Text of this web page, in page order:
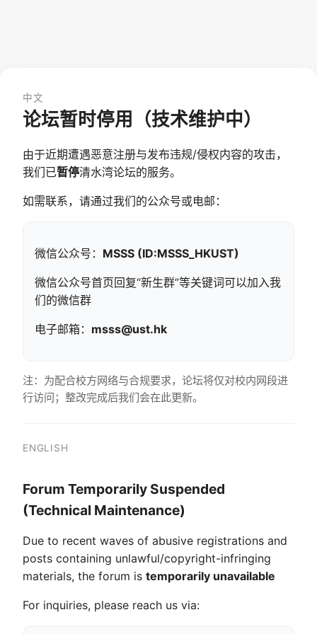
中文
论坛暂时停用（技术维护中）
由于近期遭遇恶意注册与发布违规/侵权内容的攻击，
我们已暂停清水湾论坛的服务。
如需联系，请通过我们的公众号或电邮：
微信公众号： MSSS (ID:MSSS_HKUST)
微信公众号首页回复“新生群”等关键词可以加入我
们的微信群
电子邮箱： msss@ust.hk
注：为配合校方网络与合规要求，论坛将仅对校内网段进
行访问；整改完成后我们会在此更新。
ENGLISH
Forum Temporarily Suspended
(Technical Maintenance)
Due to recent waves of abusive registrations and
posts containing unlawful/copyright-infringing
materials, the forum is temporarily unavailable
For inquiries, please reach us via: